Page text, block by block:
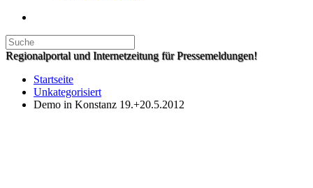
Regionalportal und Internetzeitung für Pressemeldungen!
Startseite
Unkategorisiert
Demo in Konstanz 19.+20.5.2012